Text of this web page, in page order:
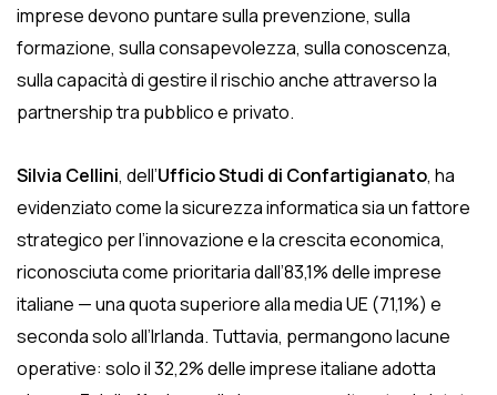
imprese devono puntare sulla prevenzione, sulla
formazione, sulla consapevolezza, sulla conoscenza,
sulla capacità di gestire il rischio anche attraverso la
partnership tra pubblico e privato.
Silvia Cellini, dell’Ufficio Studi di Confartigianato, ha
evidenziato come la sicurezza informatica sia un fattore
strategico per l’innovazione e la crescita economica,
riconosciuta come prioritaria dall’83,1% delle imprese
italiane — una quota superiore alla media UE (71,1%) e
seconda solo all’Irlanda. Tuttavia, permangono lacune
operative: solo il 32,2% delle imprese italiane adotta